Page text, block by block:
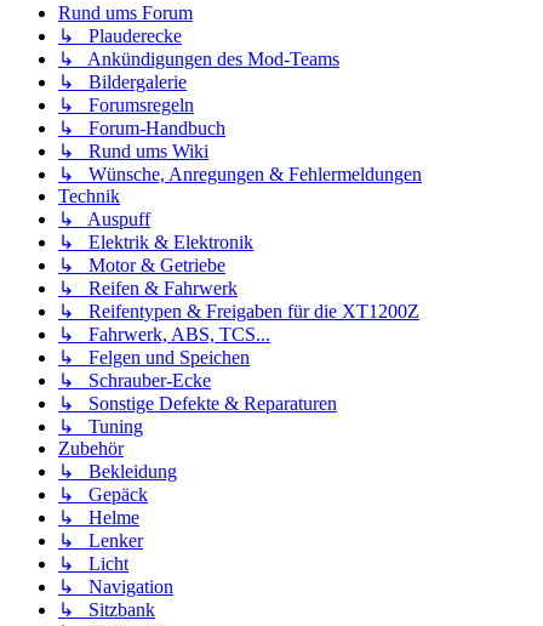
Rund ums Forum
↳ Plauderecke
↳ Ankündigungen des Mod-Teams
↳ Bildergalerie
↳ Forumsregeln
↳ Forum-Handbuch
↳ Rund ums Wiki
↳ Wünsche, Anregungen & Fehlermeldungen
Technik
↳ Auspuff
↳ Elektrik & Elektronik
↳ Motor & Getriebe
↳ Reifen & Fahrwerk
↳ Reifentypen & Freigaben für die XT1200Z
↳ Fahrwerk, ABS, TCS...
↳ Felgen und Speichen
↳ Schrauber-Ecke
↳ Sonstige Defekte & Reparaturen
↳ Tuning
Zubehör
↳ Bekleidung
↳ Gepäck
↳ Helme
↳ Lenker
↳ Licht
↳ Navigation
↳ Sitzbank